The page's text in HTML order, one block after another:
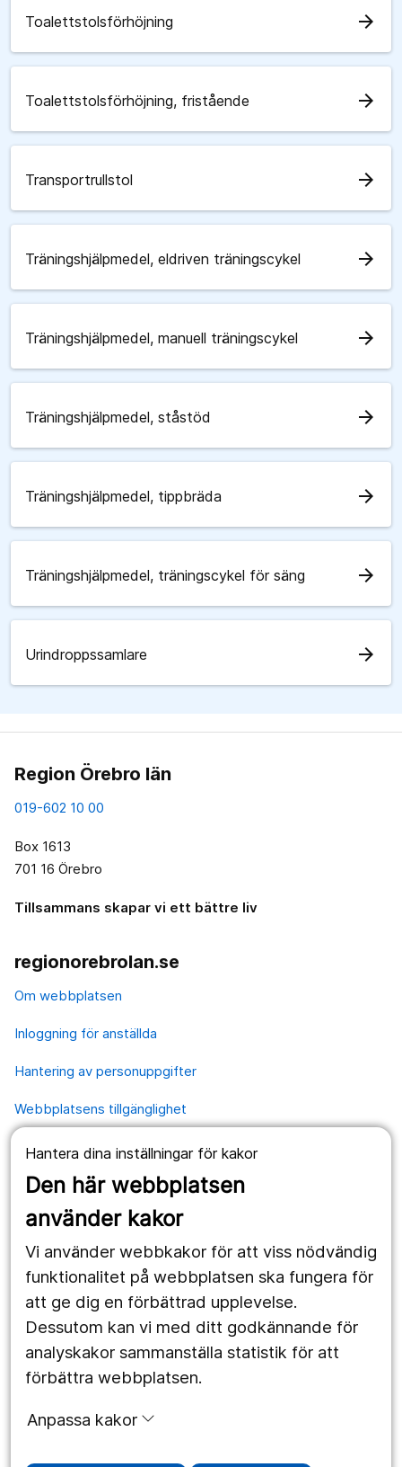
Hantera dina inställningar för kakor
Den här webbplatsen
använder kakor
Vi använder webbkakor för att viss nödvändig
funktionalitet på webbplatsen ska fungera för
att ge dig en förbättrad upplevelse.
Dessutom kan vi med ditt godkännande för
analyskakor sammanställa statistik för att
förbättra webbplatsen.
Anpassa kakor
Toalettstolsförhöjning arrow_forward
Toalettstolsförhöjning, fristående arrow_forward
Transportrullstol arrow_forward
Träningshjälpmedel, eldriven träningscykel arrow_forward
Träningshjälpmedel, manuell träningscykel arrow_forward
Träningshjälpmedel, ståstöd arrow_forward
Träningshjälpmedel, tippbräda arrow_forward
Träningshjälpmedel, träningscykel för säng arrow_forward
Urindroppssamlare arrow_forward
Region Örebro län
019-602 10 00
Box 1613
701 16 Örebro
Tillsammans skapar vi ett bättre liv
regionorebrolan.se
Om webbplatsen
Inloggning för anställda
Hantering av personuppgifter
Webbplatsens tillgänglighet
Våra webbplatser
1177.se
Region Örebro län
Följ oss
Facebook